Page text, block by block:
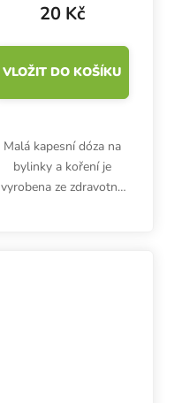
20 Kč
VLOŽIT DO KOŠÍKU
Malá kapesní dóza na
bylinky a koření je
vyrobena ze zdravotně